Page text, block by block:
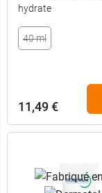
hydrate
40 ml
11,49 €